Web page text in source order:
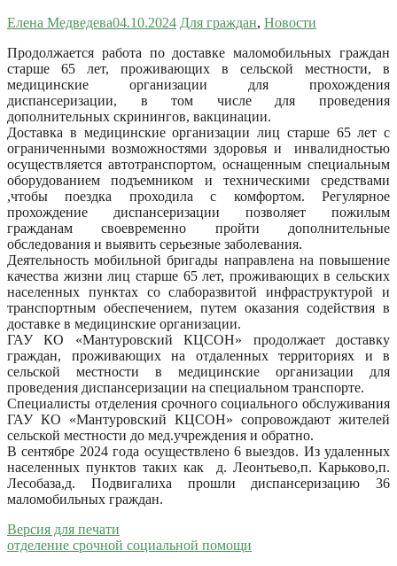
Елена Медведева04.10.2024 Для граждан, Новости
Продолжается работа по доставке маломобильных граждан
старше 65 лет, проживающих в сельской местности, в
медицинские организации для прохождения
диспансеризации, в том числе для проведения
дополнительных скринингов, вакцинации.
Доставка в медицинские организации лиц старше 65 лет с
ограниченными возможностями здоровья и инвалидностью
осуществляется автотранспортом, оснащенным специальным
оборудованием подъемником и техническими средствами
,чтобы поездка проходила с комфортом. Регулярное
прохождение диспансеризации позволяет пожилым
гражданам своевременно пройти дополнительные
обследования и выявить серьезные заболевания.
Деятельность мобильной бригады направлена на повышение
качества жизни лиц старше 65 лет, проживающих в сельских
населенных пунктах со слаборазвитой инфраструктурой и
транспортным обеспечением, путем оказания содействия в
доставке в медицинские организации.
ГАУ КО «Мантуровский КЦСОН» продолжает доставку
граждан, проживающих на отдаленных территориях и в
сельской местности в медицинские организации для
проведения диспансеризации на специальном транспорте.
Специалисты отделения срочного социального обслуживания
ГАУ КО «Мантуровский КЦСОН» сопровождают жителей
сельской местности до мед.учреждения и обратно.
В сентябре 2024 года осуществлено 6 выездов. Из удаленных
населенных пунктов таких как д. Леонтьево,п. Карьково,п.
Лесобаза,д. Подвигалиха прошли диспансеризацию 36
маломобильных граждан.
Версия для печати
отделение срочной социальной помощи